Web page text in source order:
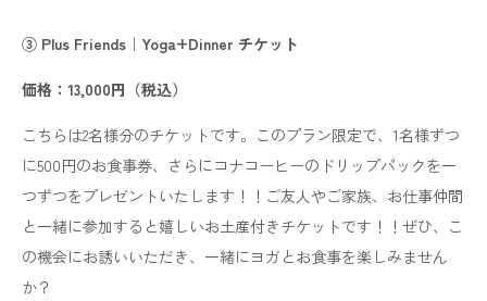
③ Plus Friends｜Yoga+Dinner チケット
価格：13,000円（税込）
こちらは2名様分のチケットです。このプラン限定で、1名様ずつ
に500円のお食事券、さらにコナコーヒーのドリップパックを一
つずつをプレゼントいたします！！ご友人やご家族、お仕事仲間
と一緒に参加すると嬉しいお土産付きチケットです！！ぜひ、こ
の機会にお誘いいただき、一緒にヨガとお食事を楽しみません
か？